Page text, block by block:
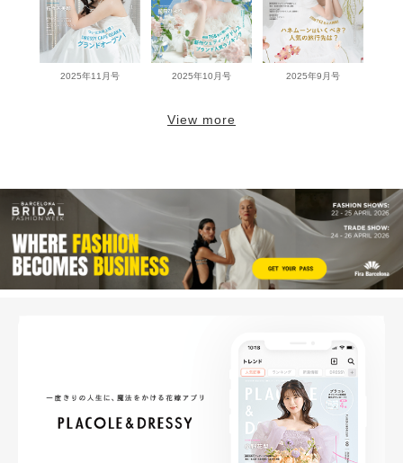
2025年11月号 2025年10月号 2025年9月号
View more